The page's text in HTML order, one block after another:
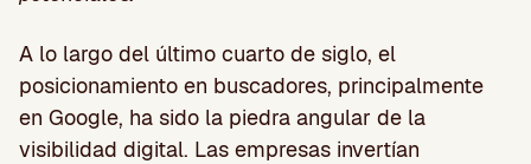
A lo largo del último cuarto de siglo, el
posicionamiento en buscadores, principalmente
en Google, ha sido la piedra angular de la
visibilidad digital. Las empresas invertían